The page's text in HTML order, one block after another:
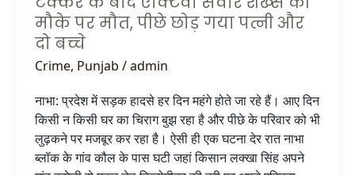
मौके पर मौत, पीछे छोड़ गया पत्नी और
दो बच्चे
Crime, Punjab /admin
नाभा: प्रदेश में सड़क हादसे हर दिन महंगे होते जा रहे हैं। आए दिन
किसी न किसी घर का चिराग बुझ रहा है और पीछे के परिवार को भी
लुढ़कने पर मजबूर कर रहा है। ऐसी ही एक घटना देर रात नाभा
ब्लॉक के गांव कौल के पास घटी जहां किसान लक्खा सिंह अपने
शख्स
की
मौके
पर
पीछे
छोड़
गया
पत्नी